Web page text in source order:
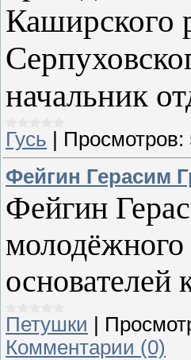
Каширского
начальник
Гусь | Просмотров:
Фейгин Герасим
Фейгин
основателей
Петушки
Комментарии (0)